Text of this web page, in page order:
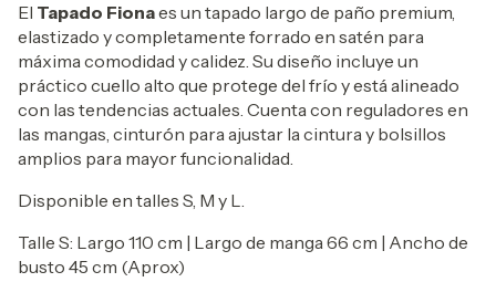
El Tapado Fionaes un tapado largo de paño premium,
elastizado y completamente forrado en satén para
máxima comodidad y calidez. Su diseño incluye un
práctico cuello alto que protege del frío y está alineado
con las tendencias actuales. Cuenta con reguladores en
las mangas, cinturón para ajustar la cintura y bolsillos
amplios para mayor funcionalidad.
Disponible en talles S, M y L.
Talle S: Largo 110 cm | Largo de manga 66 cm | Ancho de
busto 45 cm (Aprox)